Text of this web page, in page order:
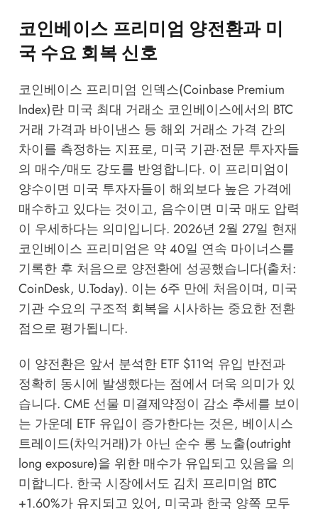
코인베이스 프리미엄 양전환과 미
국 수요 회복 신호
코인베이스 프리미엄 인덱스(Coinbase Premium
Index)란 미국 최대 거래소 코인베이스에서의 BTC
거래 가격과 바이낸스 등 해외 거래소 가격 간의
차이를 측정하는 지표로, 미국 기관·전문 투자자들
의 매수/매도 강도를 반영합니다. 이 프리미엄이
양수이면 미국 투자자들이 해외보다 높은 가격에
매수하고 있다는 것이고, 음수이면 미국 매도 압력
이 우세하다는 의미입니다. 2026년 2월 27일 현재
코인베이스 프리미엄은 약 40일 연속 마이너스를
기록한 후 처음으로 양전환에 성공했습니다(출처:
CoinDesk, U.Today). 이는 6주 만에 처음이며, 미국
기관 수요의 구조적 회복을 시사하는 중요한 전환
점으로 평가됩니다.
이 양전환은 앞서 분석한 ETF $11억 유입 반전과
정확히 동시에 발생했다는 점에서 더욱 의미가 있
습니다. CME 선물 미결제약정이 감소 추세를 보이
는 가운데 ETF 유입이 증가한다는 것은, 베이시스
트레이드(차익거래)가 아닌 순수 롱 노출(outright
long exposure)을 위한 매수가 유입되고 있음을 의
미합니다. 한국 시장에서도 김치 프리미엄 BTC
+1.60%가 유지되고 있어, 미국과 한국 양쪽 모두